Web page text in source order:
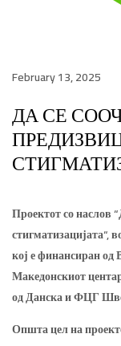
February 13, 2025
ДА СЕ
Проектот со наслов
стигматизацијата“,
кој е финансиран од
Македонскиот
од Данска и ФЦГ
Општа цел на